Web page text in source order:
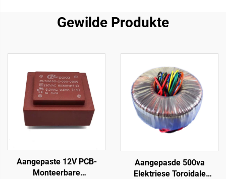
Gewilde Produkte
Aangepaste 12V PCB-
Monteerbare
Aangepasde 500va
Elektriese Toroidale